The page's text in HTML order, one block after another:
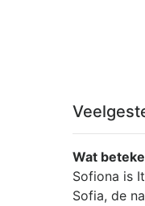
Wat
Sofiona is
Sofia, de